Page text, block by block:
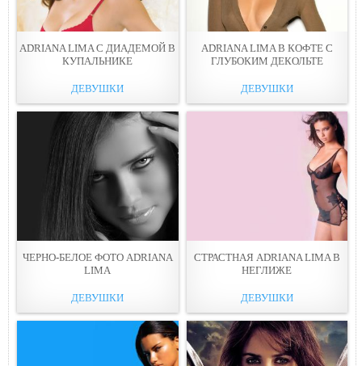
ADRIANA LIMA С ДИАДЕМОЙ В
КУПАЛЬНИКЕ
ДЕВУШКИ
ADRIANA LIMA В КОФТЕ С
ГЛУБОКИМ ДЕКОЛЬТЕ
ДЕВУШКИ
ЧЕРНО-БЕЛОЕ ФОТО ADRIANA
LIMA
ДЕВУШКИ
СТРАСТНАЯ ADRIANA LIMA В
НЕГЛИЖЕ
ДЕВУШКИ